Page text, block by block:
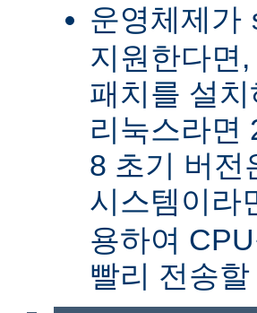
운영체제가
지원한다면
패치를 설
리눅스라면
8 초기 버전
시스템이라
용하여
빨리 전송